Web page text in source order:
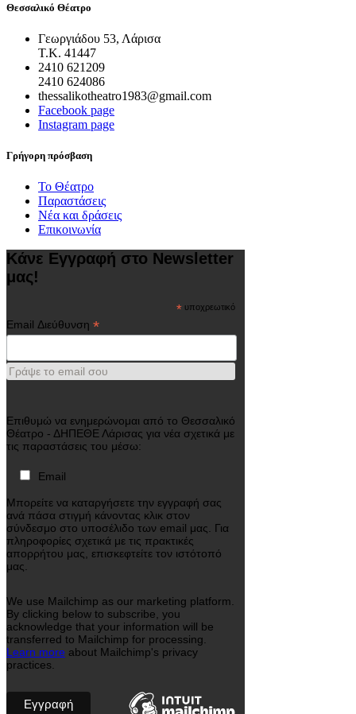
Θεσσαλικό Θέατρο
Γεωργιάδου 53, Λάρισα
Τ.Κ. 41447
2410 621209
2410 624086
thessalikotheatro1983@gmail.com
Facebook page
Instagram page
Γρήγορη πρόσβαση
Το Θέατρο
Παραστάσεις
Νέα και δράσεις
Επικοινωνία
Κάνε Εγγραφή στο Newsletter
μας!
* υποχρεωτικό
Email Διεύθυνση *
Γράψε το email σου
Επιθυμώ να ενημερώνομαι από το Θεσσαλικό
Θέατρο - ΔΗΠΕΘΕ Λάρισας για νέα σχετικά με
τις παραστάσεις του μέσω:
Email
Μπορείτε να καταργήσετε την εγγραφή σας
ανά πάσα στιγμή κάνοντας κλικ στον
σύνδεσμο στο υποσέλιδο των email μας. Για
πληροφορίες σχετικά με τις πρακτικές
απορρήτου μας, επισκεφτείτε τον ιστότοπό
μας.
We use Mailchimp as our marketing platform.
By clicking below to subscribe, you
acknowledge that your information will be
transferred to Mailchimp for processing.
Learn more about Mailchimp's privacy
practices.